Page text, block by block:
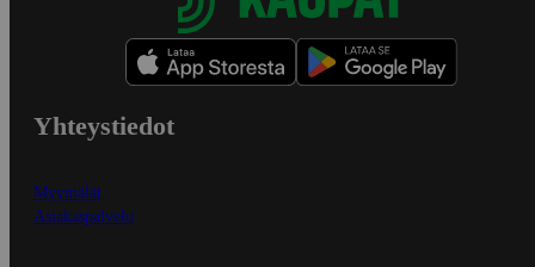
Yhteystiedot
Myymälät
Asiakaspalvelu